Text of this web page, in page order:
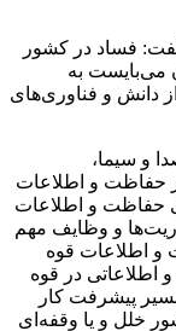
فساد در کشور
می‌بایست به
دانش و فناوری‌های
و سیما،
حفاظت و اطلاعات
حفاظت و اطلاعات
و وظایف مهم
و اطلاعات قوه
اطلاعاتی در قوه
پیشرفت کار
خلل و یا وقفه‌ای